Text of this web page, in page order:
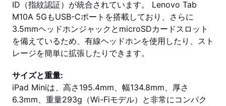
ID（指紋認証）が統合されています。 Lenovo Tab
M10A 5GもUSB-Cポートを搭載しており、さらに
3.5mmヘッドホンジャックとmicroSDカードスロット
を備えているため、有線ヘッドホンを使用したり、スト
レージを簡単に拡張したりできます。
サイズと重量:
iPad Miniは、高さ195.4mm、幅134.8mm、厚さ
6.3mm、重量293g（Wi-Fiモデル）と非常にコンパク